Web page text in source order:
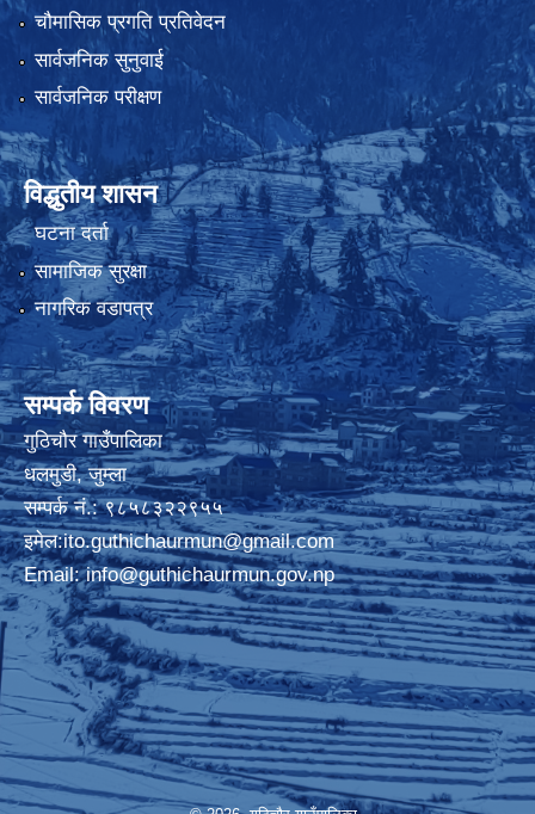
चौमासिक प्रगति प्रतिवेदन
सार्वजनिक सुनुवाई
सार्वजनिक परीक्षण
विद्धुतीय शासन
घटना दर्ता
सामाजिक सुरक्षा
नागरिक वडापत्र
सम्पर्क विवरण
गुठिचौर गाउँपालिका
धलमुडी, जुम्ला
सम्पर्क नं.: ९८५८३२२९५५
इमेल:ito.guthichaurmun@gmail.com
Email:info@guthichaurmun.gov.np